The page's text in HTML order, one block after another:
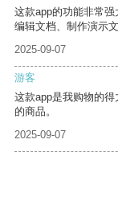
这款app的功能非常
编辑文档、制作演示
2025-09-07
游客
这款app是我购物的
的商品。
2025-09-07